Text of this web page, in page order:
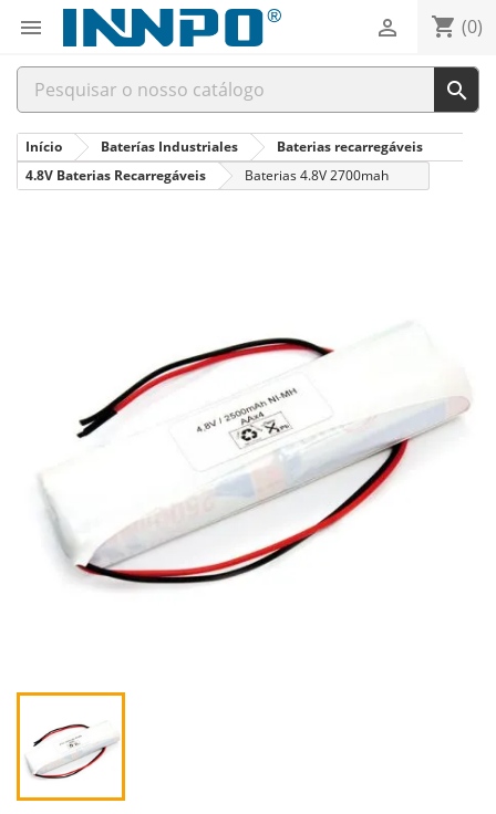
 shopping_cart (0)


Início Baterías Industriales
Baterias recarregáveis
4.8V Baterias Recarregáveis
Baterias 4.8V 2700mah